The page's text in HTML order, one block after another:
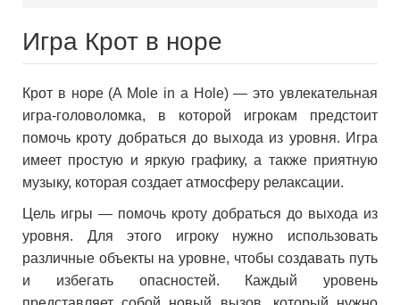
Игра Крот в норе
Крот в норе (A Mole in a Hole) — это увлекательная
игра-головоломка, в которой игрокам предстоит
помочь кроту добраться до выхода из уровня. Игра
имеет простую и яркую графику, а также приятную
музыку, которая создает атмосферу релаксации.
Цель игры — помочь кроту добраться до выхода из
уровня. Для этого игроку нужно использовать
различные объекты на уровне, чтобы создавать путь
и избегать опасностей. Каждый уровень